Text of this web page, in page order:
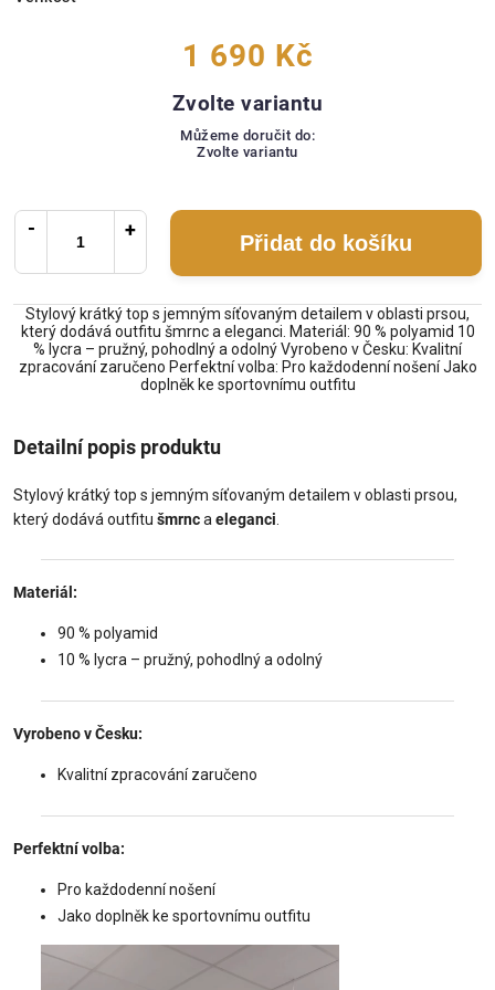
1 690 Kč
Zvolte variantu
Můžeme doručit do:
Zvolte variantu
Přidat do košíku
Stylový krátký top s jemným síťovaným detailem v oblasti prsou,
který dodává outfitu šmrnc a eleganci. Materiál: 90 % polyamid 10
% lycra – pružný, pohodlný a odolný Vyrobeno v Česku: Kvalitní
zpracování zaručeno Perfektní volba: Pro každodenní nošení Jako
doplněk ke sportovnímu outfitu
Detailní popis produktu
Stylový krátký top s jemným síťovaným detailem v oblasti prsou,
který dodává outfitu šmrnca eleganci
Materiál:
90 % polyamid
10 % lycra – pružný, pohodlný a odolný
Vyrobeno v Česku:
Kvalitní zpracování zaručeno
Perfektní volba:
Pro každodenní nošení
Jako doplněk ke sportovnímu outfitu